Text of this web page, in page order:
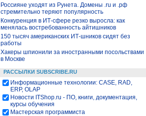
Россияне уходят из Рунета. Домены .ru и .рф
стремительно теряют популярность
Конкуренция в ИТ-сфере резко выросла: как
менялась востребованность айтишников
150 тысяч американских ИТ-шников сидят без
работы
Хакеры шпионили за иностранными посольствами
в Москве
РАССЫЛКИ SUBSCRIBE.RU
Информационные технологии: CASE, RAD,
ERP, OLAP
Новости ITShop.ru - ПО, книги, документация,
курсы обучения
Мастерская программиста